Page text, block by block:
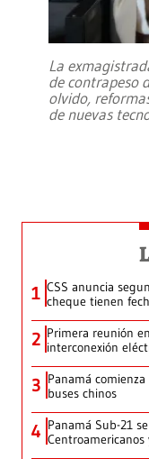
La
de contrapeso
olvido,
de nuevas
1 CSS anuncia
cheque tienen
2 Primera reunión
interconexión
3 Panamá
buses chinos
4 Panamá Sub-21
Centroamericanos